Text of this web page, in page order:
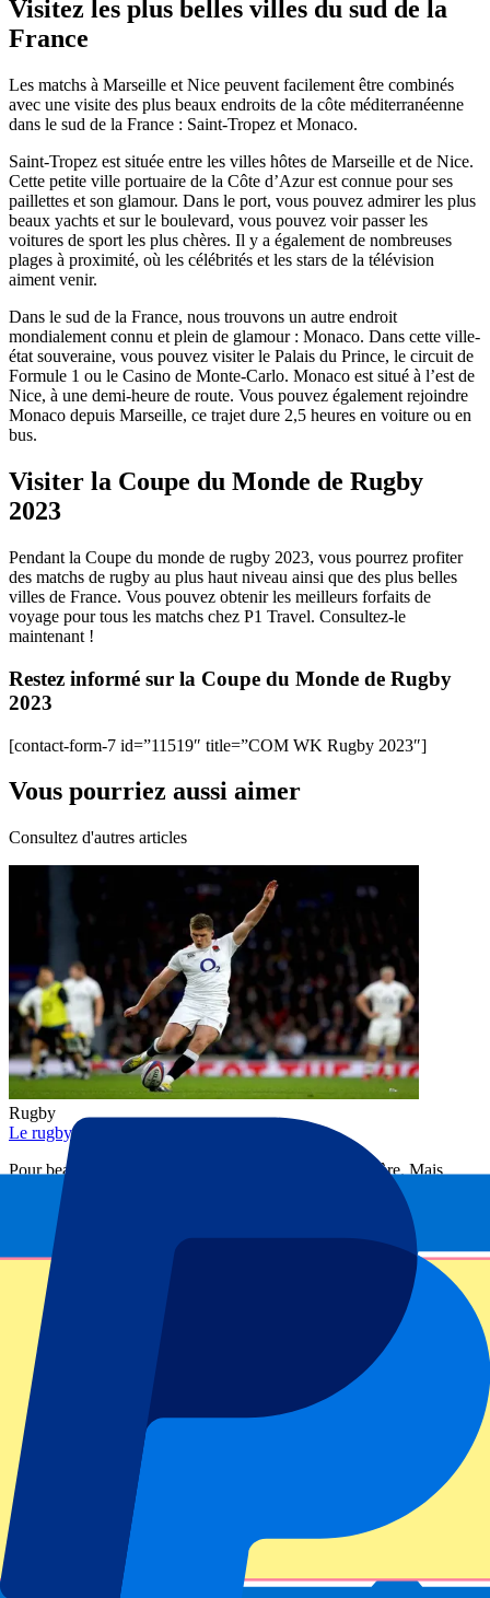
Visitez les plus belles villes du sud de la
France
Les matchs à Marseille et Nice peuvent facilement être combinés
avec une visite des plus beaux endroits de la côte méditerranéenne
dans le sud de la France : Saint-Tropez et Monaco.
Saint-Tropez est située entre les villes hôtes de Marseille et de Nice.
Cette petite ville portuaire de la Côte d’Azur est connue pour ses
paillettes et son glamour. Dans le port, vous pouvez admirer les plus
beaux yachts et sur le boulevard, vous pouvez voir passer les
voitures de sport les plus chères. Il y a également de nombreuses
plages à proximité, où les célébrités et les stars de la télévision
aiment venir.
Dans le sud de la France, nous trouvons un autre endroit
mondialement connu et plein de glamour : Monaco. Dans cette ville-
état souveraine, vous pouvez visiter le Palais du Prince, le circuit de
Formule 1 ou le Casino de Monte-Carlo. Monaco est situé à l’est de
Nice, à une demi-heure de route. Vous pouvez également rejoindre
Monaco depuis Marseille, ce trajet dure 2,5 heures en voiture ou en
bus.
Visiter la Coupe du Monde de Rugby
2023
Pendant la Coupe du monde de rugby 2023, vous pourrez profiter
des matchs de rugby au plus haut niveau ainsi que des plus belles
villes de France. Vous pouvez obtenir les meilleurs forfaits de
voyage pour tous les matchs chez P1 Travel. Consultez-le
maintenant !
Restez informé sur la Coupe du Monde de Rugby
2023
[contact-form-7 id=”11519″ title=”COM WK Rugby 2023″]
Vous pourriez aussi aimer
Consultez d'autres articles
Rugby
Le rugby expliqué aux amateurs de football
Pour beaucoup de fans de foot, le rugby reste un mystère. Mais
après un match en direct, on veut forcément y retourner !